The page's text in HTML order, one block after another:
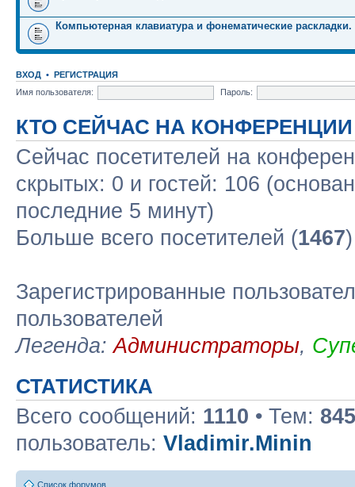
Компьютерная клавиатура и фонематические раскладки.
ВХОД • РЕГИСТРАЦИЯ
Имя пользователя:
Пароль:
КТО СЕЙЧАС НА КОНФЕРЕНЦИИ
Сейчас посетителей на
скрытых: 0 и гостей: 106
последние 5 минут)
Больше всего посетителей (1467
Зарегистрированные
пользователей
Легенда:Администраторы,
СТАТИСТИКА
Всего сообщений: 1110 • Тем: 845
пользователь: Vladimir.Minin
Список форумов